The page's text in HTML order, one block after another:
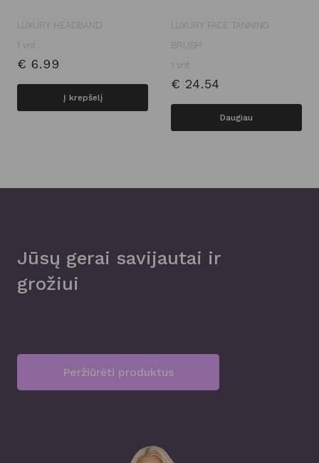
LUXURY HEADBAND
1 vnt
€ 6.99
Į krepšelį
LUXURY FACE TANNING
BRUSH
1 vnt
€ 24.54
Daugiau
Jūsų gerai savijautai ir
grožiui
Peržiūrėti produktus